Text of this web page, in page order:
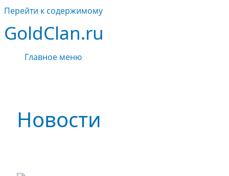
Перейти к содержимому
GoldClan.ru
Главное меню
Новости